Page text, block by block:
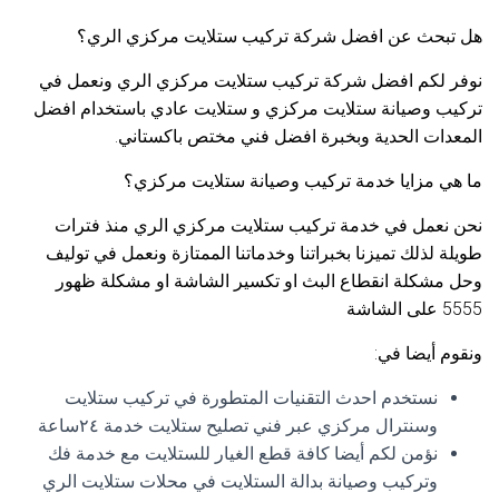
هل تبحث عن افضل شركة تركيب ستلايت مركزي الري؟
نوفر لكم افضل شركة تركيب ستلايت مركزي الري ونعمل في
تركيب وصيانة ستلايت مركزي و ستلايت عادي باستخدام افضل
المعدات الحدية وبخبرة افضل فني مختص باكستاني.
ما هي مزايا خدمة تركيب وصيانة ستلايت مركزي؟
نحن نعمل في خدمة تركيب ستلايت مركزي الري منذ فترات
طويلة لذلك تميزنا بخبراتنا وخدماتنا الممتازة ونعمل في توليف
وحل مشكلة انقطاع البث او تكسير الشاشة او مشكلة ظهور
5555 على الشاشة
ونقوم أيضا في:
نستخدم احدث التقنيات المتطورة في تركيب ستلايت
وسنترال مركزي عبر فني تصليح ستلايت خدمة ٢٤ساعة
نؤمن لكم أيضا كافة قطع الغيار للستلايت مع خدمة فك
وتركيب وصيانة بدالة الستلايت في محلات ستلايت الري